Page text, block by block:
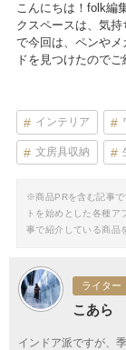
こんにちは！folk編
クスペースは、気
で今回は、ペンや
ドを見つけたのでご
インテリア
文房具収納
※商品PRを含む記事で
トを始めとした各種ア
事で紹介している商品
ライター
こあら
インドア派ですが、